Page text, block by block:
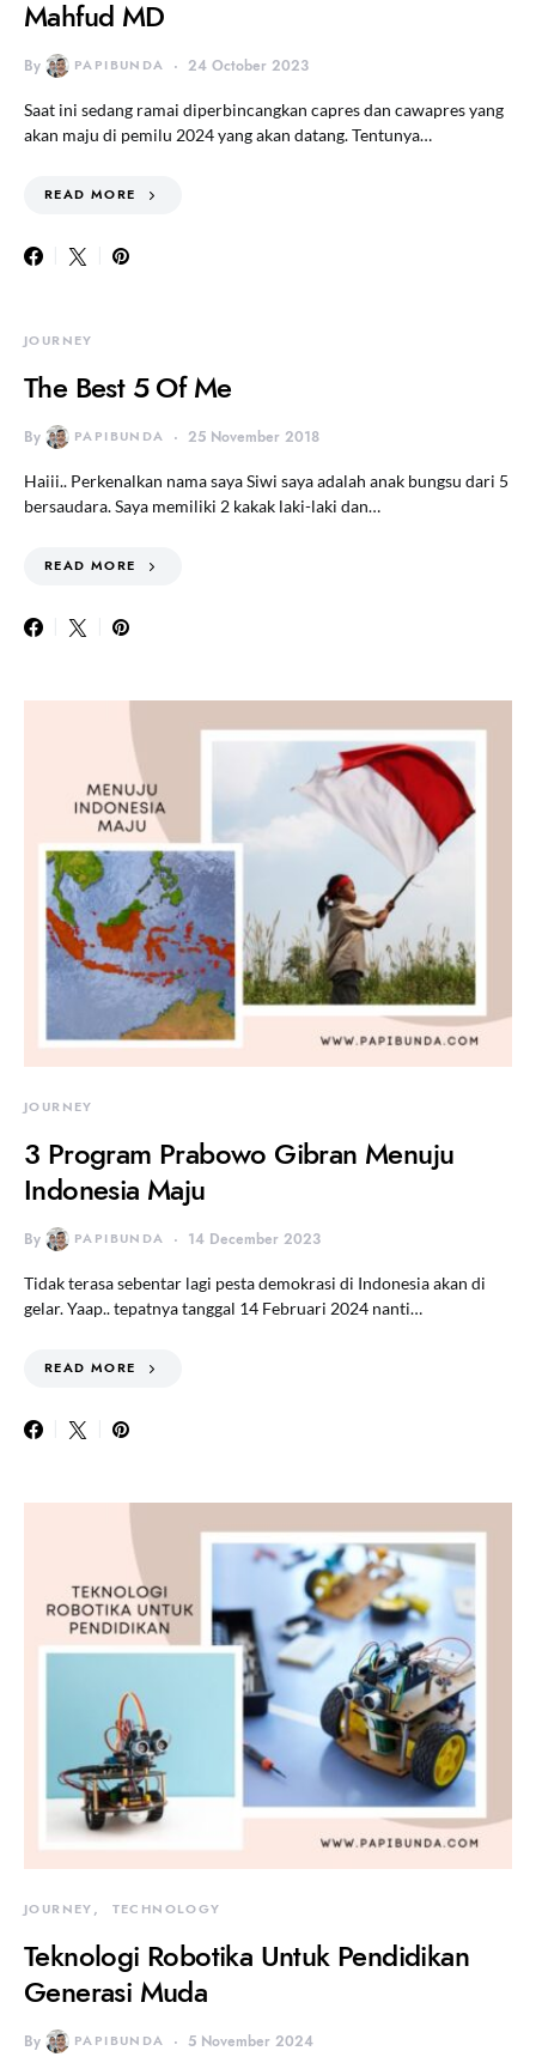
Mahfud MD
By PAPIBUNDA 24 October 2023
Saat ini sedang ramai diperbincangkan capres dan cawapres yang
akan maju di pemilu 2024 yang akan datang. Tentunya…
READ MORE
JOURNEY
The Best 5 Of Me
By PAPIBUNDA 25 November 2018
Haiii.. Perkenalkan nama saya Siwi saya adalah anak bungsu dari 5
bersaudara. Saya memiliki 2 kakak laki-laki dan…
READ MORE
JOURNEY
3 Program Prabowo Gibran Menuju
Indonesia Maju
By PAPIBUNDA 14 December 2023
Tidak terasa sebentar lagi pesta demokrasi di Indonesia akan di
gelar. Yaap.. tepatnya tanggal 14 Februari 2024 nanti…
READ MORE
JOURNEY TECHNOLOGY
Teknologi Robotika Untuk Pendidikan
Generasi Muda
By PAPIBUNDA 5 November 2024